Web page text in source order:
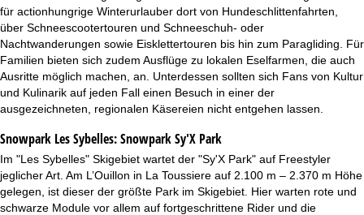
für actionhungrige Winterurlauber dort von Hundeschlittenfahrten,
über Schneescootertouren und Schneeschuh- oder
Nachtwanderungen sowie Eisklettertouren bis hin zum Paragliding. Für
Familien bieten sich zudem Ausflüge zu lokalen Eselfarmen, die auch
Ausritte möglich machen, an. Unterdessen sollten sich Fans von Kultur
und Kulinarik auf jeden Fall einen Besuch in einer der
ausgezeichneten, regionalen Käsereien nicht entgehen lassen.
Snowpark Les Sybelles:Snowpark Sy'X Park
Im "Les Sybelles" Skigebiet wartet der "Sy'X Park" auf Freestyler
jeglicher Art. Am L’Ouillon in La Toussiere auf 2.100 m – 2.370 m Höhe
gelegen, ist dieser der größte Park im Skigebiet. Hier warten rote und
schwarze Module vor allem auf fortgeschrittene Rider und die